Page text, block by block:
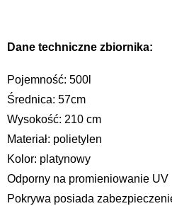
Dane techniczne zbiornika:
Pojemność: 500l
Średnica: 57cm
Wysokość: 210 cm
Materiał: polietylen
Kolor: platynowy
Odporny na promieniowanie UV
Pokrywa posiada